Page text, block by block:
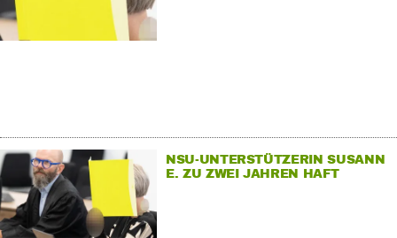
NSU-UNTERSTÜTZERIN SUSANN
E. ZU ZWEI JAHREN HAFT